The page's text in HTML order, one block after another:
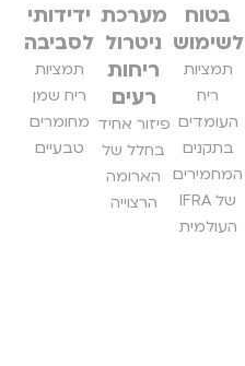
בטוח
לשימוש
תמציות
ריח
העומדים
בתקנים
המחמירים
של IFRA
העולמית
מערכת
ניטרול
ריחות
רעים
פיזור אחיד
בחלל של
הארומה
הרצוייה
ידידותי
לסביבה
תמציות
ריח שמן
מחומרים
טבעיים